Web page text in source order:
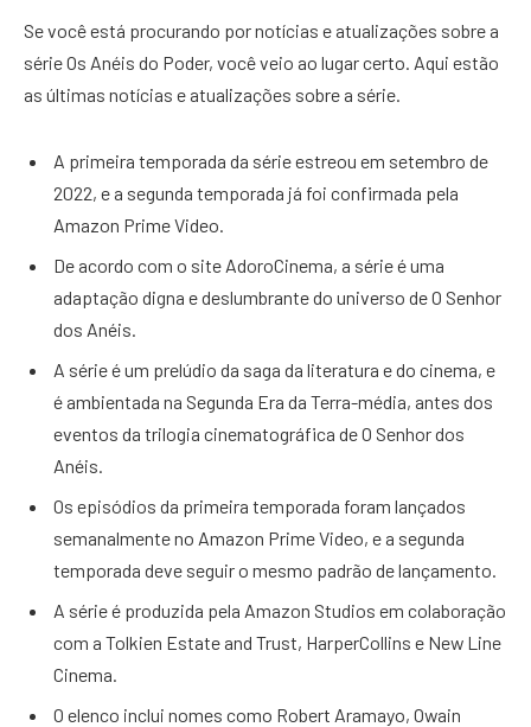
Se você está procurando por notícias e atualizações sobre a
série Os Anéis do Poder, você veio ao lugar certo. Aqui estão
as últimas notícias e atualizações sobre a série.
A primeira temporada da série estreou em setembro de
2022, e a segunda temporada já foi confirmada pela
Amazon Prime Video.
De acordo com o site AdoroCinema, a série é uma
adaptação digna e deslumbrante do universo de O Senhor
dos Anéis.
A série é um prelúdio da saga da literatura e do cinema, e
é ambientada na Segunda Era da Terra-média, antes dos
eventos da trilogia cinematográfica de O Senhor dos
Anéis.
Os episódios da primeira temporada foram lançados
semanalmente no Amazon Prime Video, e a segunda
temporada deve seguir o mesmo padrão de lançamento.
A série é produzida pela Amazon Studios em colaboração
com a Tolkien Estate and Trust, HarperCollins e New Line
Cinema.
O elenco inclui nomes como Robert Aramayo, Owain